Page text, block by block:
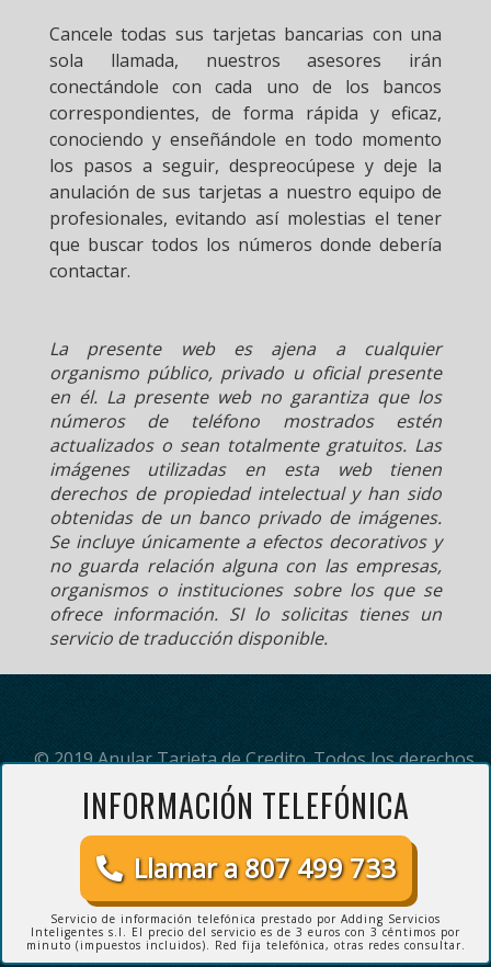
Cancele todas sus tarjetas bancarias con una
sola llamada, nuestros asesores irán
conectándole con cada uno de los bancos
correspondientes, de forma rápida y eficaz,
conociendo y enseñándole en todo momento
los pasos a seguir, despreocúpese y deje la
anulación de sus tarjetas a nuestro equipo de
profesionales, evitando así molestias el tener
que buscar todos los números donde debería
contactar.
La presente web es ajena a cualquier
organismo público, privado u oficial presente
en él. La presente web no garantiza que los
números de teléfono mostrados estén
actualizados o sean totalmente gratuitos. Las
imágenes utilizadas en esta web tienen
derechos de propiedad intelectual y han sido
obtenidas de un banco privado de imágenes.
Se incluye únicamente a efectos decorativos y
no guarda relación alguna con las empresas,
organismos o instituciones sobre los que se
ofrece información. SI lo solicitas tienes un
servicio de traducción disponible.
TDC
© 2019 Anular Tarjeta de Credito. Todos los derechos
reservados.
(*) Servicio de información telefónica prestado por Adding Servicios
por minuto (impuestos incluidos). Red fija telefónica, otras redes
consultar.
INFORMACIÓN TELEFÓNICA
Llamar a 807 499 733
Servicio de información telefónica prestado por Adding Servicios
Inteligentes s.l. El precio del servicio es de 3 euros con 3 céntimos por
minuto (impuestos incluidos). Red fija telefónica, otras redes consultar.